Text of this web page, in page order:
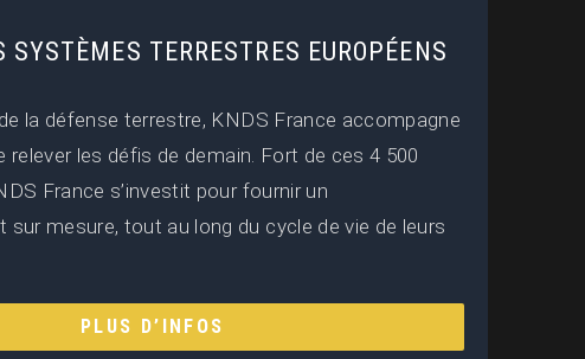
SYSTÈMES TERRESTRES EUROPÉENS
la défense terrestre, KNDS France accompagne
relever les défis de demain. Fort de ces 4 500
France s’investit pour fournir un
sur mesure, tout au long du cycle de vie de leurs
PLUS D’INFOS